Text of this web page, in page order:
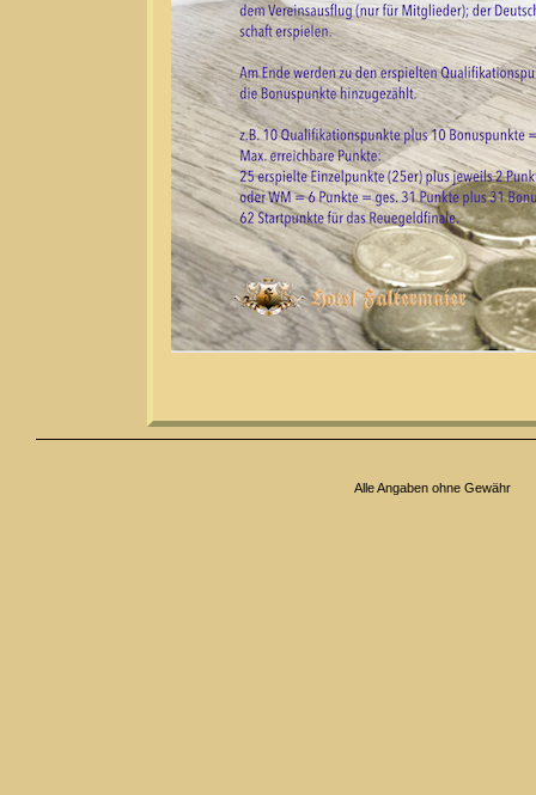
Alle Angaben ohne Gewähr